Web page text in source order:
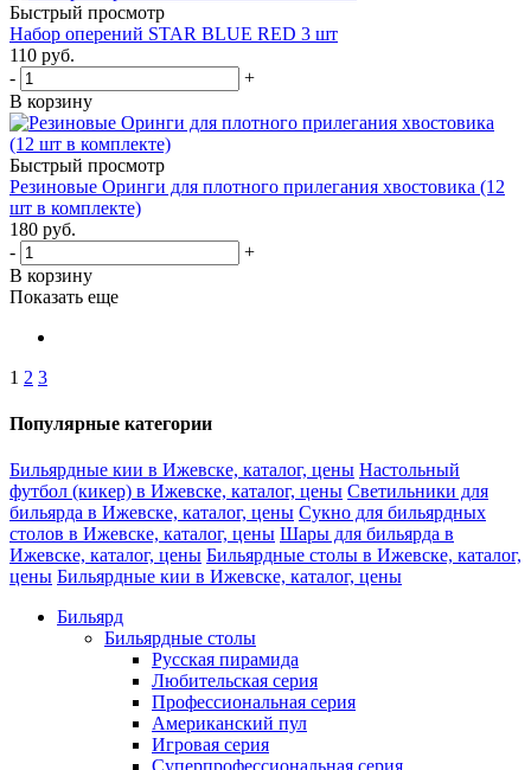
Быстрый просмотр
Набор оперений STAR BLUE RED 3 шт
110 руб.
-
+
В корзину
Быстрый просмотр
Резиновые Оринги для плотного прилегания хвостовика (12
шт в комплекте)
180 руб.
-
+
В корзину
Показать еще
1 2 3
Популярные категории
Бильярдные кии в Ижевске, каталог, цены Настольный
футбол (кикер) в Ижевске, каталог, цены Светильники для
бильярда в Ижевске, каталог, цены Сукно для бильярдных
столов в Ижевске, каталог, цены Шары для бильярда в
Ижевске, каталог, цены Бильярдные столы в Ижевске, каталог,
цены Бильярдные кии в Ижевске, каталог, цены
Бильярд
Бильярдные столы
Русская пирамида
Любительская серия
Профессиональная серия
Американский пул
Игровая серия